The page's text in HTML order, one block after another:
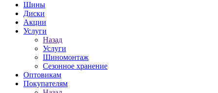
Шины
Диски
Акции
Услуги
Назад
Услуги
Шиномонтаж
Сезонное хранение
Оптовикам
Покупателям